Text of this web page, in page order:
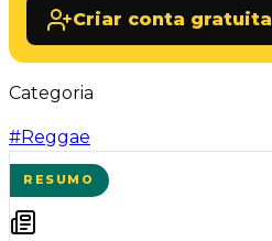
Criar conta gratuita
Categoria
#Reggae
RESUMO